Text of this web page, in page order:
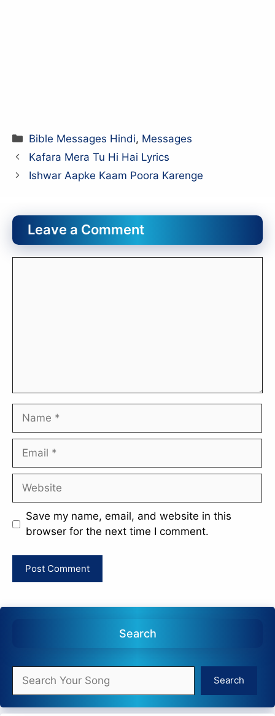
Categories
Bible Messages Hindi, Messages
Kafara Mera Tu Hi Hai Lyrics
Ishwar Aapke Kaam Poora Karenge
Leave a Comment
Name
Email
Website
Save my name, email, and website in this
browser for the next time I comment.
Search
Search